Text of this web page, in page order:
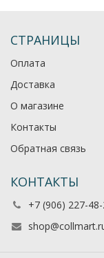
СТРАНИЦЫ
Оплата
Доставка
О магазине
Контакты
Обратная связь
КОНТАКТЫ
+7 (906) 227-